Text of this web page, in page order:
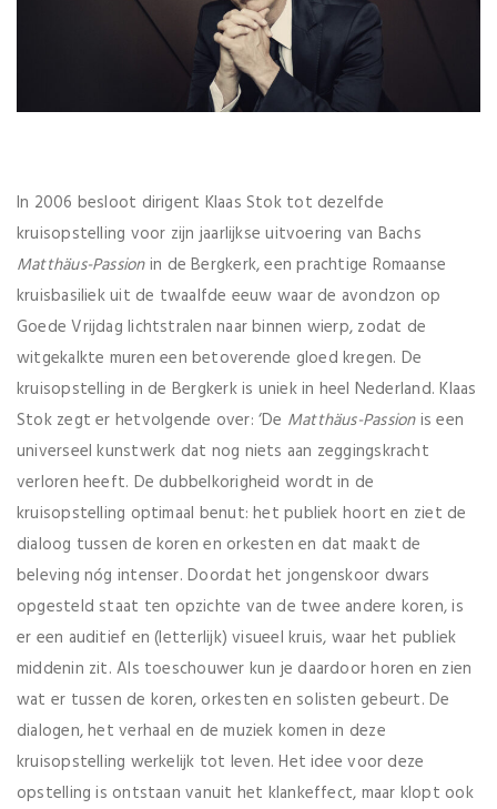
In 2006 besloot dirigent Klaas Stok tot dezelfde
kruisopstelling voor zijn jaarlijkse uitvoering van Bachs
Matthäus-Passionin de Bergkerk, een prachtige Romaanse
kruisbasiliek uit de twaalfde eeuw waar de avondzon op
Goede Vrijdag lichtstralen naar binnen wierp, zodat de
witgekalkte muren een betoverende gloed kregen. De
kruisopstelling in de Bergkerk is uniek in heel Nederland. Klaas
Stok zegt er hetvolgende over: ‘De Matthäus-Passionis een
universeel kunstwerk dat nog niets aan zeggingskracht
verloren heeft. De dubbelkorigheid wordt in de
kruisopstelling optimaal benut: het publiek hoort en ziet de
dialoog tussen de koren en orkesten en dat maakt de
beleving nóg intenser. Doordat het jongenskoor dwars
opgesteld staat ten opzichte van de twee andere koren, is
er een auditief en (letterlijk) visueel kruis, waar het publiek
middenin zit. Als toeschouwer kun je daardoor horen en zien
wat er tussen de koren, orkesten en solisten gebeurt. De
dialogen, het verhaal en de muziek komen in deze
kruisopstelling werkelijk tot leven. Het idee voor deze
opstelling is ontstaan vanuit het klankeffect, maar klopt ook